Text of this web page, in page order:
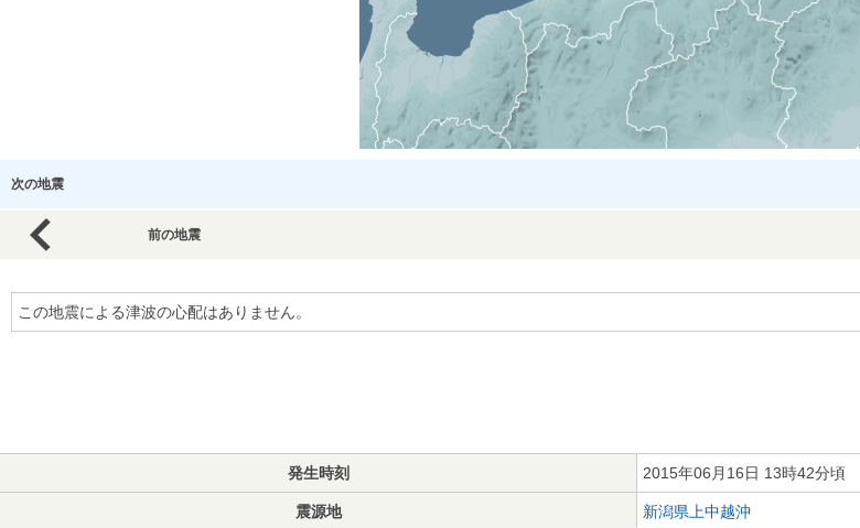
次の地震
前の地震
この地震による津波の心配はありません。
発生時刻 2015年06月16日 13時42分頃
震源地 新潟県上中越沖